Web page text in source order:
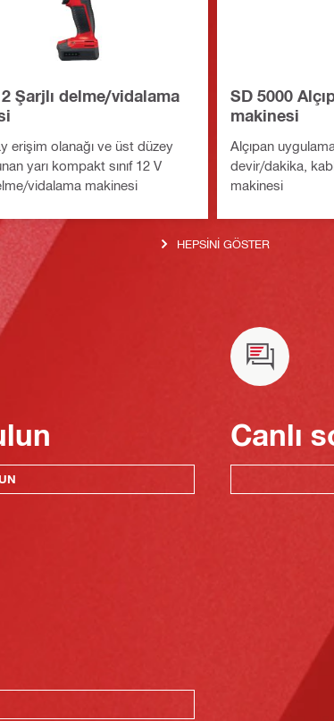
Şarjlı delme/vidalama
erişim olanağı ve üst düzey
yarı kompakt sınıf 12 V
vidalama makinesi
SD 5000
makinesi
Alçıpan
devir/dakika,
makinesi
HEPSINI GÖSTER
Canlı